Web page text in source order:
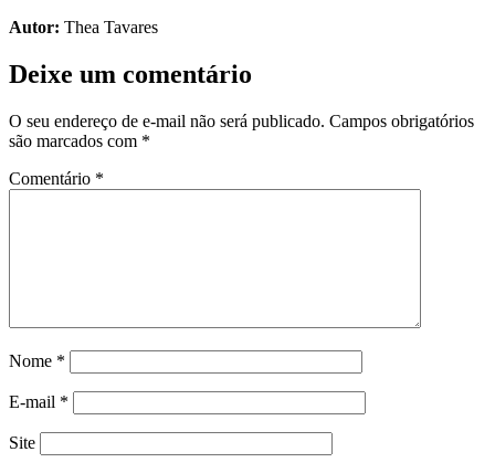
Autor: Thea Tavares
Deixe um comentário
O seu endereço de e-mail não será publicado. Campos obrigatórios
são marcados com *
Comentário *
Nome *
E-mail *
Site